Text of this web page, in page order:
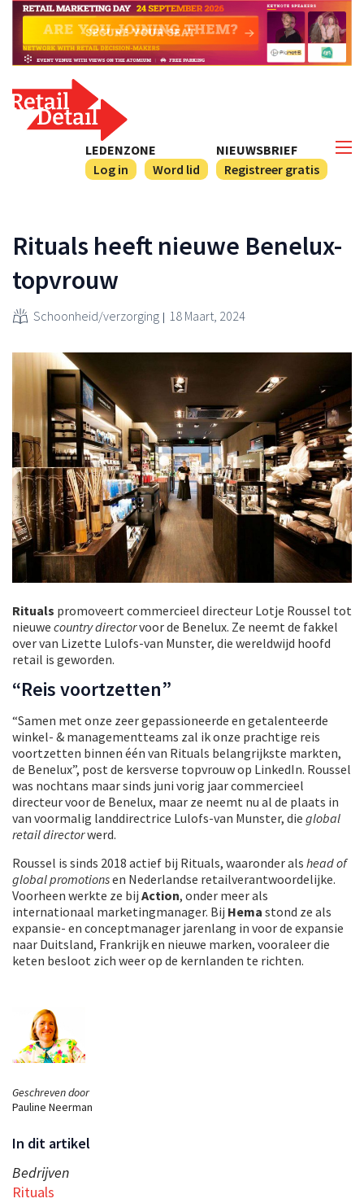
NIEUWSBRIEF
Registreer gratis
LEDENZONE
Log in
Word lid
Geschreven door
Pauline Neerman
In dit artikel
Bedrijven
Rituals
Rituals heeft nieuwe Benelux-
topvrouw
Schoonheid/verzorging 18 Maart, 2024
Rituals promoveert commercieel directeur Lotje Roussel tot
nieuwe country directorvoor de Benelux. Ze neemt de fakkel
over van Lizette Lulofs-van Munster, die wereldwijd hoofd
retail is geworden.
“Reis voortzetten”
“Samen met onze zeer gepassioneerde en getalenteerde
winkel- & managementteams zal ik onze prachtige reis
voortzetten binnen één van Rituals belangrijkste markten,
de Benelux”, post de kersverse topvrouw op LinkedIn. Roussel
was nochtans maar sinds juni vorig jaar commercieel
directeur voor de Benelux, maar ze neemt nu al de plaats in
van voormalig landdirectrice Lulofs-van Munster, die global
retail directorwerd.
Roussel is sinds 2018 actief bij Rituals, waaronder als head of
global promotionsen Nederlandse retailverantwoordelijke.
Voorheen werkte ze bij Action, onder meer als
internationaal marketingmanager. Bij Hema stond ze als
expansie- en conceptmanager jarenlang in voor de expansie
naar Duitsland, Frankrijk en nieuwe marken, vooraleer die
keten besloot zich weer op de kernlanden te richten.